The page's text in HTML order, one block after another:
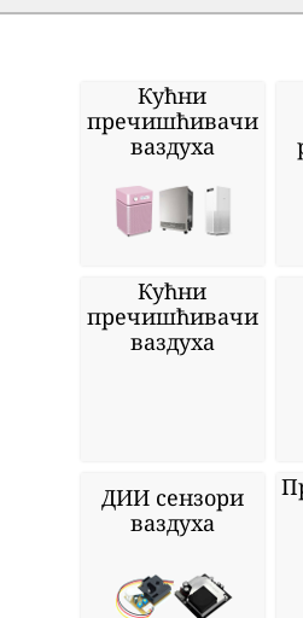
Кућни
пречишћивачи
ваздуха
Кућни
пречишћивачи
ваздуха
ДИИ сензори
ваздуха